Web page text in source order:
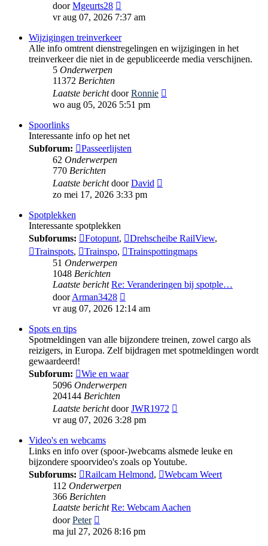
doorMgeurts28
laatste
vr aug 07, 2026 7:37 am
Wijzigingen treinverkeer
Alle info omtrent dienstregelingen en wijzigingen in het
treinverkeer die niet in de gepubliceerde media verschijnen.
5 Onderwerpen
11372 Berichten
Laatste berichtdoorRonnie
wo aug 05, 2026 5:51 pm
Spoorlinks
Interessante info op het net
Subforum:
Passeerlijsten
62 Onderwerpen
770 Berichten
Laatste berichtdoorDavid
zo mei 17, 2026 3:33 pm
Spotplekken
Interessante spotplekken
Subforums:
Fotopunt, Drehscheibe RailView,
Trainspots, Trainspo,
Trainspottingmaps
51 Onderwerpen
1048 Berichten
Laatste bericht Re: Veranderingen bij spotple…
doorArman3428
laatste
vr aug 07, 2026 12:14 am
Spots en tips
Spotmeldingen van alle bijzondere treinen, zowel cargo als
reizigers, in Europa. Zelf bijdragen met spotmeldingen wordt
gewaardeerd!
Subforum:
Wie en waar
5096 Onderwerpen
204144 Berichten
Laatste berichtdoorJWR1972
vr aug 07, 2026 3:28 pm
Video's en webcams
Links en info over (spoor-)webcams alsmede leuke en
bijzondere spoorvideo's zoals op Youtube.
Subforums:
Railcam Helmond,
Webcam Weert
112 Onderwerpen
366 Berichten
Laatste bericht Re: Webcam Aachen
doorPeter
laatste
ma jul 27, 2026 8:16 pm